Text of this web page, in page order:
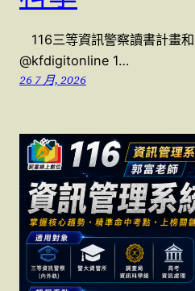
116三等資訊警察讀書計畫
@kfdigitonline 1…
26 7 月, 2026